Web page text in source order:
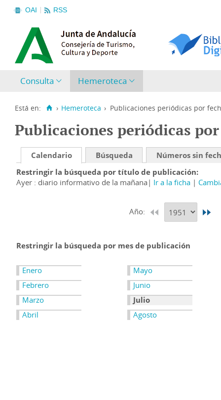
OAI RSS
Consulta Hemeroteca
Está en: › Hemeroteca › Publicaciones periódicas por
Publicaciones periódicas
Calendario Búsqueda
Números sin
Restringir la búsqueda por título de publicación
Ayer : diario informativo de la mañana
Ir a la ficha
Año:
Restringir la búsqueda por mes de publicación
Enero
Febrero
Marzo
Abril
Mayo
Junio
Julio
Agosto